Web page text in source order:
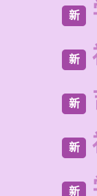
新
新
新
新
新